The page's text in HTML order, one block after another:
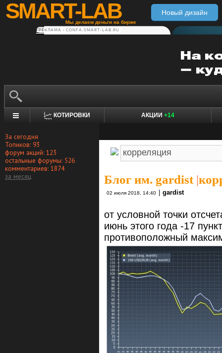
SMART-LAB
Мы делаем деньги на бирже
Новый дизайн
РЕКЛАМА • CONFA.SMART-LAB.RU
КОТИРОВКИ АКЦИИ +14
За сегодня
Топиков: 93
форум акций: 123
остальные форумы: 526
комментариев: 1874
за месяц
Блог им. gardist|
02 июля 2018, 14:40 gardist
от условной точки
июнь этого года -17
противоположный